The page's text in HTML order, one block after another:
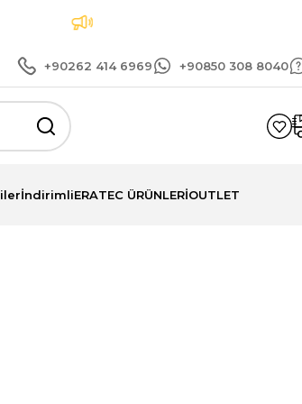
Tüm siparişlerinizde geçerli
+90262 414 6969 +90850 308 8040
İndirimliERATEC ÜRÜNLERİOUTLET